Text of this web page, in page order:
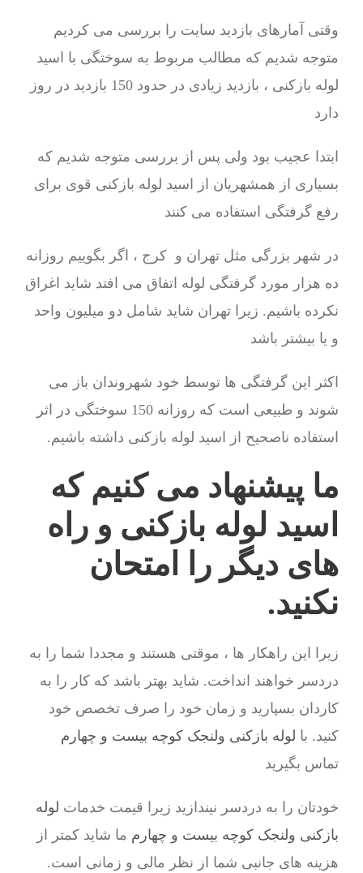
وقتی آمارهای بازدید سایت را بررسی می کردیم
متوجه شدیم که مطالب مربوط به سوختگی با اسید
لوله بازکنی ، بازدید زیادی در حدود 150 بازدید در روز
دارد
ابتدا عجیب بود ولی پس از بررسی متوجه شدیم که
بسیاری از همشهریان از اسید لوله بازکنی قوی برای
رفع گرفتگی استفاده می کنند
در شهر بزرگی مثل تهران و کرج ، اگر بگوییم روزانه
ده هزار مورد گرفتگی لوله اتفاق می افتد شاید اغراق
نکرده باشیم. زیرا تهران شاید شامل دو میلیون واحد
و یا بیشتر باشد
اکثر این گرفتگی ها توسط خود شهروندان باز می
شوند و طبیعی است که روزانه 150 سوختگی در اثر
استفاده ناصحیح از اسید لوله بازکنی داشته باشیم.
ما پیشنهاد می کنیم که
اسید لوله بازکنی و راه
های دیگر را امتحان
نکنید.
زیرا این راهکار ها ، موقتی هستند و مجددا شما را به
دردسر خواهند انداخت. شاید بهتر باشد که کار را به
کاردان بسپارید و زمان خود را صرف تخصص خود
کنید. با لوله بازکنی ولنجک کوچه بیست و چهارم
تماس بگیرید
خودتان را به دردسر نیندازید زیرا قیمت خدمات لوله
بازکنی ولنجک کوچه بیست و چهارم ما شاید کمتر از
هزینه های جانبی شما از نظر مالی و زمانی است.